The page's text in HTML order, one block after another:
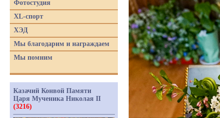
Фотостудия
XL-спорт
ХЭД
Мы благодарим и награждаем
Мы помним
Казачий Конвой Памяти
Царя Мученика Николая II
(3216)